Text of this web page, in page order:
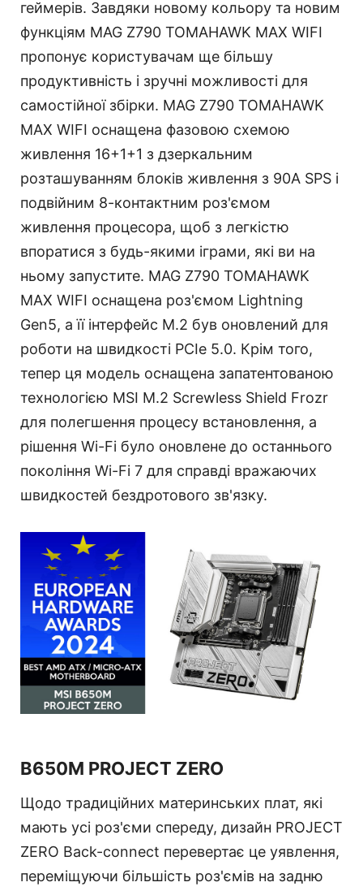
геймерів. Завдяки новому кольору та новим
функціям MAG Z790 TOMAHAWK MAX WIFI
пропонує користувачам ще більшу
продуктивність і зручні можливості для
самостійної збірки. MAG Z790 TOMAHAWK
MAX WIFI оснащена фазовою схемою
живлення 16+1+1 з дзеркальним
розташуванням блоків живлення з 90A SPS і
подвійним 8-контактним роз'ємом
живлення процесора, щоб з легкістю
впоратися з будь-якими іграми, які ви на
ньому запустите. MAG Z790 TOMAHAWK
MAX WIFI оснащена роз'ємом Lightning
Gen5, а її інтерфейс M.2 був оновлений для
роботи на швидкості PCIe 5.0. Крім того,
тепер ця модель оснащена запатентованою
технологією MSI M.2 Screwless Shield Frozr
для полегшення процесу встановлення, а
рішення Wi-Fi було оновлене до останнього
покоління Wi-Fi 7 для справді вражаючих
швидкостей бездротового зв'язку.
B650M PROJECT ZERO
Щодо традиційних материнських плат, які
мають усі роз'єми спереду, дизайн PROJECT
ZERO Back-connect перевертає це уявлення,
переміщуючи більшість роз'ємів на задню